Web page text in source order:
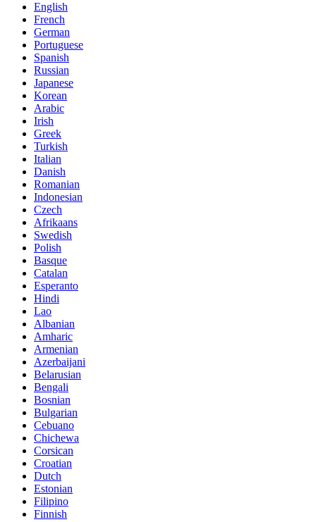
English
French
German
Portuguese
Spanish
Russian
Japanese
Korean
Arabic
Irish
Greek
Turkish
Italian
Danish
Romanian
Indonesian
Czech
Afrikaans
Swedish
Polish
Basque
Catalan
Esperanto
Hindi
Lao
Albanian
Amharic
Armenian
Azerbaijani
Belarusian
Bengali
Bosnian
Bulgarian
Cebuano
Chichewa
Corsican
Croatian
Dutch
Estonian
Filipino
Finnish